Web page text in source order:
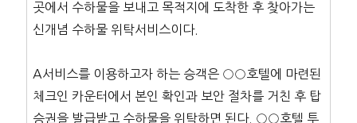
곳에서 수하물을 보내고 목적지에 도착한 후 찾아가는
신개념 수하물 위탁서비스이다.
A서비스를 이용하고자 하는 승객은 ○○호텔에 마련된
체크인 카운터에서 본인 확인과 보안 절차를 거친 후 탑
승권을 발급받고 수하물을 위탁하면 된다. ○○호텔 투